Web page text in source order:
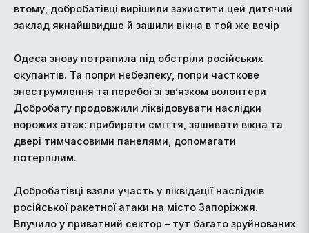
втому, добробатівці вирішили захистити цей дитячий
заклад якнайшвидше й зашили вікна в той же вечір
Одеса знову потрапила під обстріли російських
окупантів. Та попри небезпеку, попри часткове
знеструмлення та перебої зі зв’язком волонтери
Добробату продовжили ліквідовувати наслідки
ворожих атак: прибирати сміття, зашивати вікна та
двері тимчасовими панелями, допомагати
потерпілим.
Добробатівці взяли участь у ліквідації наслідків
російської ракетної атаки на місто Запоріжжя.
Влучило у приватний сектор – тут багато зруйнованих